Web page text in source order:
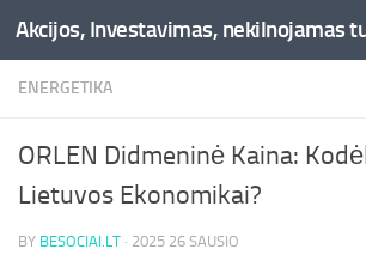
Skip to content
ENERGETIKA
ORLEN Didmeninė Kaina:
Lietuvos Ekonomikai?
BY BESOCIAI.LT · 2025 26 SAUSIO